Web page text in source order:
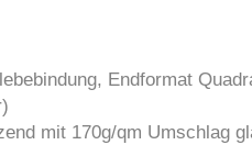
Endformat
mit 170g/qm Umschlag